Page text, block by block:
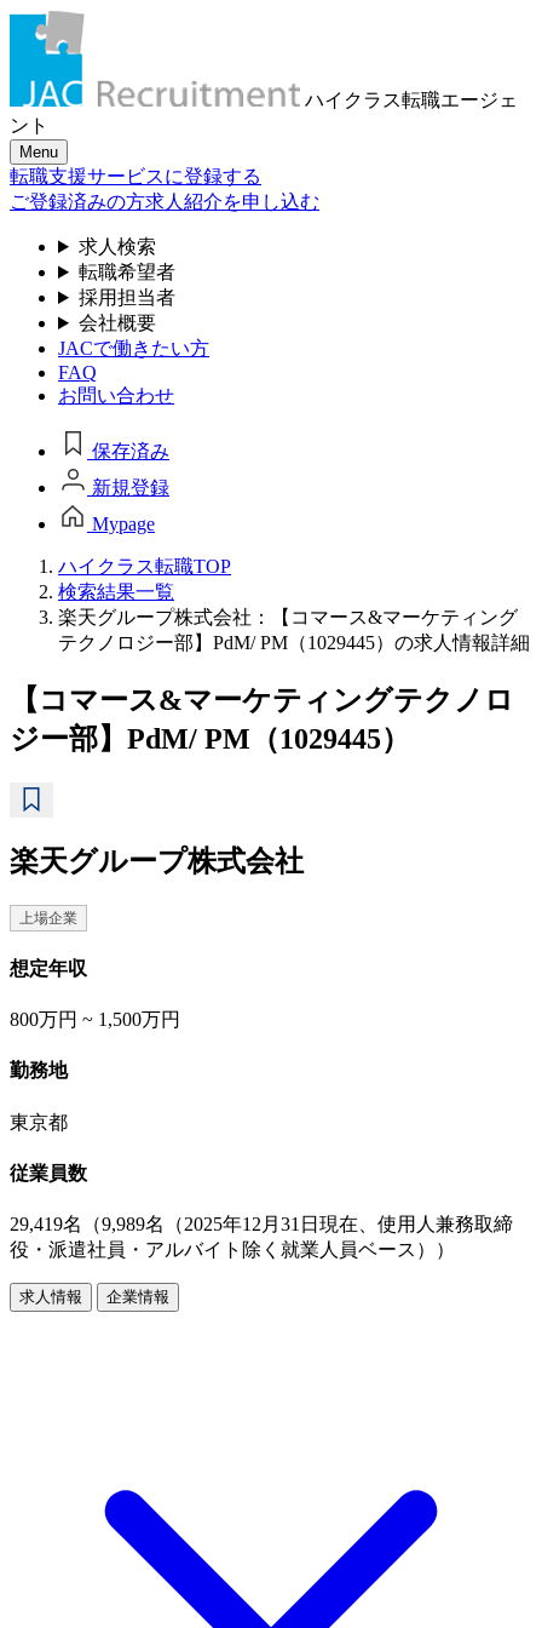
ハイクラス転職エージェ
ント
Menu
転職支援サービスに登録する
ご登録済みの方求人紹介を申し込む
求人検索
転職希望者
採用担当者
会社概要
JACで働きたい方
FAQ
お問い合わせ
保存済み
新規登録
Mypage
ハイクラス転職TOP
検索結果一覧
楽天グループ株式会社：【コマース&マーケティング
テクノロジー部】PdM/ PM（1029445）の求人情報詳細
【コマース&マーケティングテクノロ
ジー部】PdM/ PM（1029445）
楽天グループ株式会社
上場企業
想定年収
800万円 ~ 1,500万円
勤務地
東京都
従業員数
29,419名（9,989名（2025年12月31日現在、使用人兼務取締
役・派遣社員・アルバイト除く就業人員ベース））
求人情報 企業情報